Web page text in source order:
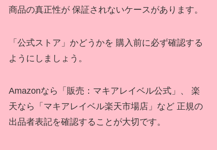
商品の真正性が 保証されないケースがあります。
「公式ストア」かどうかを 購入前に必ず確認する
ようにしましょう。
Amazonなら「販売：マキアレイベル公式」、 楽
天なら「マキアレイベル楽天市場店」など 正規の
出品者表記を確認することが大切です。